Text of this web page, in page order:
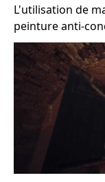
L'utilisation de
peinture anti-